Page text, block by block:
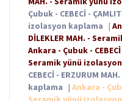
Çubuk - CEBECİ -
izolasyon kaplama |
DİLEKLER MAH. -
Ankara - Çubuk - CEBECİ
Seramik yünü
CEBECİ - ERZURUM
kaplama | Ankara -